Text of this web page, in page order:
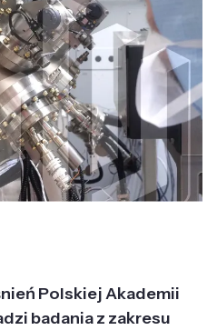
Polskiej Akademii
badania z zakresu